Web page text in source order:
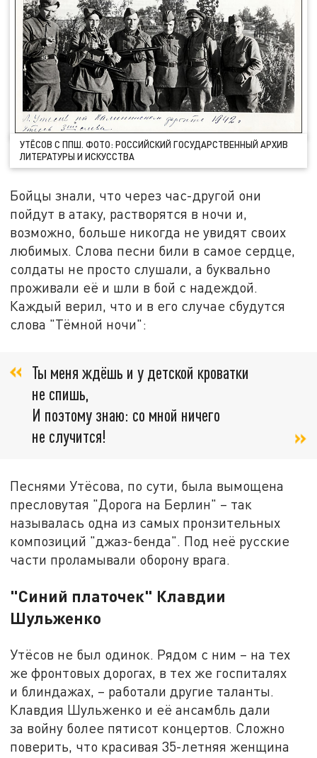
УТЁСОВ С ППШ. ФОТО: РОССИЙСКИЙ ГОСУДАРСТВЕННЫЙ АРХИВ
ЛИТЕРАТУРЫ И ИСКУССТВА
Бойцы знали, что через час-другой они
пойдут в атаку, растворятся в ночи и,
возможно, больше никогда не увидят своих
любимых. Слова песни били в самое сердце,
солдаты не просто слушали, а буквально
проживали её и шли в бой с надеждой.
Каждый верил, что и в его случае сбудутся
слова "Тёмной ночи":
Ты меня ждёшь и у детской кроватки
не спишь,
И поэтому знаю: со мной ничего
не случится!
Песнями Утёсова, по сути, была вымощена
пресловутая "Дорога на Берлин" – так
называлась одна из самых пронзительных
композиций "джаз-бенда". Под неё русские
части проламывали оборону врага.
"Синий платочек" Клавдии
Шульженко
Утёсов не был одинок. Рядом с ним – на тех
же фронтовых дорогах, в тех же госпиталях
и блиндажах, – работали другие таланты.
Клавдия Шульженко и её ансамбль дали
за войну более пятисот концертов. Сложно
поверить, что красивая 35-летняя женщина